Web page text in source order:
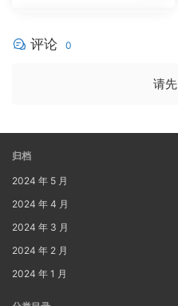
评论 0
请先
归档
2024 年 5 月
2024 年 4 月
2024 年 3 月
2024 年 2 月
2024 年 1 月